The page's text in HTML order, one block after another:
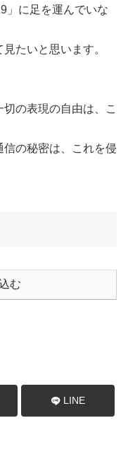
」に足を運んでいな
たいと思います。
の表現の自由は、こ
の秘密は、これを侵
む
LINE